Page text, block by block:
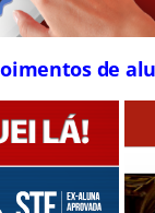
de